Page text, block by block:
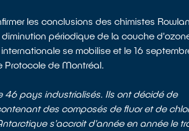
les conclusions des chimistes
périodique de la couche
se mobilise et le 16
Protocole de Montréal.
46 pays industrialisés. Ils ont décidé de
des composés de fluor et de
s'accroit d'année en année le